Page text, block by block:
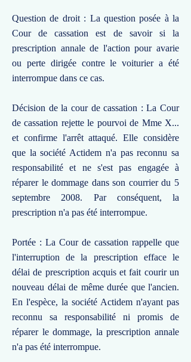
Question de droit : La question posée à la
Cour de cassation est de savoir si la
prescription annale de l'action pour avarie
ou perte dirigée contre le voiturier a été
interrompue dans ce cas.
Décision de la cour de cassation : La Cour
de cassation rejette le pourvoi de Mme X...
et confirme l'arrêt attaqué. Elle considère
que la société Actidem n'a pas reconnu sa
responsabilité et ne s'est pas engagée à
réparer le dommage dans son courrier du 5
septembre 2008. Par conséquent, la
prescription n'a pas été interrompue.
Portée : La Cour de cassation rappelle que
l'interruption de la prescription efface le
délai de prescription acquis et fait courir un
nouveau délai de même durée que l'ancien.
En l'espèce, la société Actidem n'ayant pas
reconnu sa responsabilité ni promis de
réparer le dommage, la prescription annale
n'a pas été interrompue.